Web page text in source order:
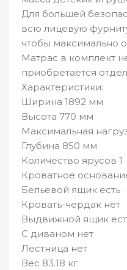
Для большей
всю лицевую
чтобы максимально
Матрас в комплект
приобретается
Характеристики:
Ширина 1892 мм
Высота 770 мм
Максимальная
Глубина 850 мм
Количество ярусов 1
Кроватное
Бельевой ящик есть
Кровать-чердак нет
Выдвижной ящик
С диваном нет
Лестница нет
Вес 83.18 кг